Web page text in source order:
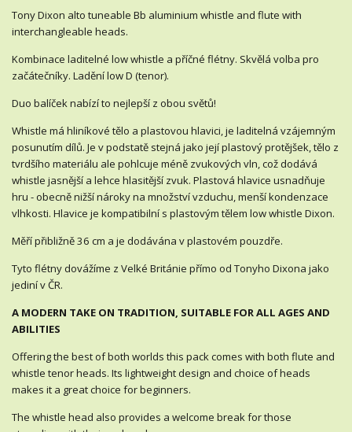
Tony Dixon alto tuneable Bb aluminium whistle and flute with
interchangleable heads.
Kombinace laditelné low whistle a příčné flétny. Skvělá volba pro
začátečníky. Ladění low D (tenor).
Duo balíček nabízí to nejlepší z obou světů!
Whistle má hliníkové tělo a plastovou hlavici, je laditelná vzájemným
posunutím dílů. Je v podstatě stejná jako její plastový protějšek, tělo z
tvrdšího materiálu ale pohlcuje méně zvukových vln, což dodává
whistle jasnější a lehce hlasitější zvuk. Plastová hlavice usnadňuje
hru - obecně nižší nároky na množství vzduchu, menší kondenzace
vlhkosti. Hlavice je kompatibilní s plastovým tělem low whistle Dixon.
Měří přibližně 36 cm a je dodávána v plastovém pouzdře.
Tyto flétny dovážíme z Velké Británie přímo od Tonyho Dixona jako
jediní v ČR.
A MODERN TAKE ON TRADITION, SUITABLE FOR ALL AGES AND
ABILITIES
Offering the best of both worlds this pack comes with both flute and
whistle tenor heads. Its lightweight design and choice of heads
makes it a great choice for beginners.
The whistle head also provides a welcome break for those